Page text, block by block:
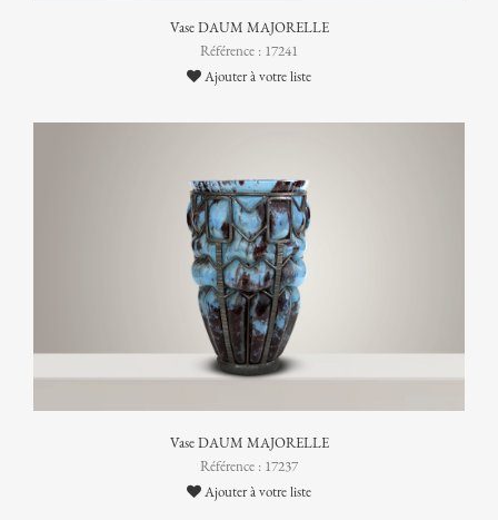
Vase DAUM MAJORELLE
Référence : 17241
Ajouter à votre liste
Vase DAUM MAJORELLE
Référence : 17237
Ajouter à votre liste